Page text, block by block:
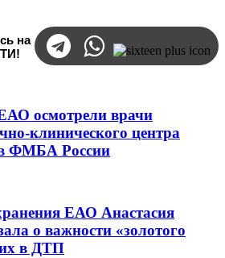
на
осмотрели врачи
клинического центра
ФМБА России
ЕАО Анастасия
о важности «золотого
в ДТП